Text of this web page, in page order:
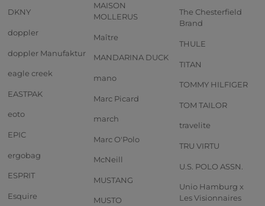
DKNY
doppler
doppler Manufaktur
eagle creek
EASTPAK
eoto
EPIC
ergobag
ESPRIT
Esquire
MAISON
MOLLERUS
Maître
MANDARINA DUCK
mano
Marc Picard
march
Marc O'Polo
McNeill
MUSTANG
MUSTO
The Chesterfield
Brand
THULE
TITAN
TOMMY HILFIGER
TOM TAILOR
travelite
TRU VIRTU
U.S. POLO ASSN.
Unio Hamburg x
Les Visionnaires